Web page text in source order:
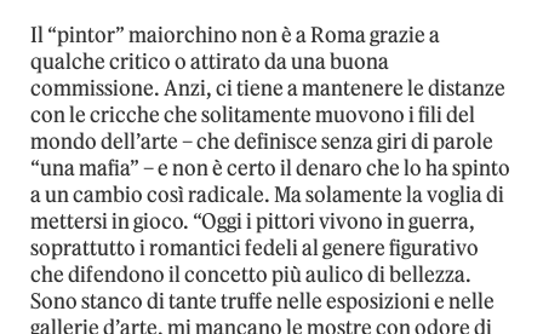
Il “pintor” maiorchino non è a Roma grazie a
qualche critico o attirato da una buona
commissione. Anzi, ci tiene a mantenere le distanze
con le cricche che solitamente muovono i fili del
mondo dell’arte – che definisce senza giri di parole
“una mafia” – e non è certo il denaro che lo ha spinto
a un cambio così radicale. Ma solamente la voglia di
mettersi in gioco. “Oggi i pittori vivono in guerra,
soprattutto i romantici fedeli al genere figurativo
che difendono il concetto più aulico di bellezza.
Sono stanco di tante truffe nelle esposizioni e nelle
gallerie d’arte, mi mancano le mostre con odore di